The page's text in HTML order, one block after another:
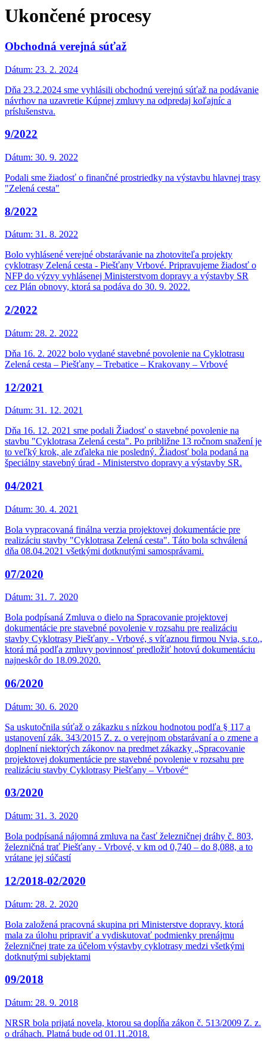
Ukončené procesy
Obchodná verejná súťaž
Dátum: 23. 2. 2024
Dňa 23.2.2024 sme vyhlásili obchodnú verejnú súťaž na podávanie
návrhov na uzavretie Kúpnej zmluvy na odpredaj koľajníc a
príslušenstva.
9/2022
Dátum: 30. 9. 2022
Podali sme žiadosť o finančné prostriedky na výstavbu hlavnej trasy
"Zelená cesta"
8/2022
Dátum: 31. 8. 2022
Bolo vyhlásené verejné obstarávanie na zhotoviteľa projekty
cyklotrasy Zelená cesta - Piešťany Vrbové. Pripravujeme žiadosť o
NFP do výzvy vyhlásenej Ministerstvom dopravy a výstavby SR
cez Plán obnovy, ktorá sa podáva do 30. 9. 2022.
2/2022
Dátum: 28. 2. 2022
Dňa 16. 2. 2022 bolo vydané stavebné povolenie na Cyklotrasu
Zelená cesta – Piešťany – Trebatice – Krakovany – Vrbové
12/2021
Dátum: 31. 12. 2021
Dňa 16. 12. 2021 sme podali Žiadosť o stavebné povolenie na
stavbu "Cyklotrasa Zelená cesta". Po približne 13 ročnom snažení je
to veľký krok, ale zďaleka nie posledný. Žiadosť bola podaná na
špeciálny stavebný úrad - Ministerstvo dopravy a výstavby SR.
04/2021
Dátum: 30. 4. 2021
Bola vypracovaná finálna verzia projektovej dokumentácie pre
realizáciu stavby "Cyklotrasa Zelená cesta". Táto bola schválená
dňa 08.04.2021 všetkými dotknutými samosprávami.
07/2020
Dátum: 31. 7. 2020
Bola podpísaná Zmluva o dielo na Spracovanie projektovej
dokumentácie pre stavebné povolenie v rozsahu pre realizáciu
stavby Cyklotrasy Piešťany - Vrbové, s víťaznou firmou Nvia, s.r.o.,
ktorá má podľa zmluvy povinnosť predložiť hotovú dokumentáciu
najneskôr do 18.09.2020.
06/2020
Dátum: 30. 6. 2020
Sa uskutočnila súťaž o zákazku s nízkou hodnotou podľa § 117 a
ustanovení zák. 343/2015 Z. z. o verejnom obstarávaní a o zmene a
doplnení niektorých zákonov na predmet zákazky „Spracovanie
projektovej dokumentácie pre stavebné povolenie v rozsahu pre
realizáciu stavby Cyklotrasy Piešťany – Vrbové“
03/2020
Dátum: 31. 3. 2020
Bola podpísaná nájomná zmluva na časť železničnej dráhy č. 803,
železničná trať Piešťany - Vrbové, v km od 0,740 – do 8,088, a to
vrátane jej súčastí
12/2018-02/2020
Dátum: 28. 2. 2020
Bola založená pracovná skupina pri Ministerstve dopravy, ktorá
mala za úlohu pripraviť a vydiskutovať podmienky prenájmu
železničnej trate za účelom výstavby cyklotrasy medzi všetkými
dotknutými subjektami
09/2018
Dátum: 28. 9. 2018
NRSR bola prijatá novela, ktorou sa dopĺňa zákon č. 513/2009 Z. z.
o dráhach. Platná bude od 01.11.2018.